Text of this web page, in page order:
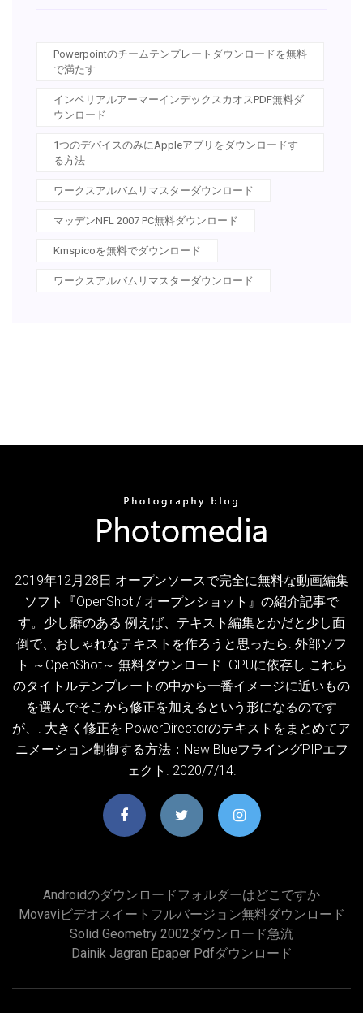
Powerpointのチームテンプレートダウンロードを無料
で満たす
インペリアルアーマーインデックスカオスPDF無料ダ
ウンロード
1つのデバイスのみにAppleアプリをダウンロードす
る方法
ワークスアルバムリマスターダウンロード
マッデンNFL 2007 PC無料ダウンロード
Kmspicoを無料でダウンロード
ワークスアルバムリマスターダウンロード
2019年12月28日 オープンソースで完全に無料な動画編集
ソフト『OpenShot / オープンショット』の紹介記事で
す。少し癖のある 例えば、テキスト編集とかだと少し面
倒で、おしゃれなテキストを作ろうと思ったら. 外部ソフ
ト ～OpenShot～ 無料ダウンロード. GPUに依存し これら
のタイトルテンプレートの中から一番イメージに近いもの
を選んでそこから修正を加えるという形になるのです
が、. 大きく修正を PowerDirectorのテキストをまとめてア
ニメーション制御する方法：New BlueフライングPIPエフ
ェクト. 2020/7/14.
Androidのダウンロードフォルダーはどこですか
Movaviビデオスイートフルバージョン無料ダウンロード
Solid Geometry 2002ダウンロード急流
Dainik Jagran Epaper Pdfダウンロード